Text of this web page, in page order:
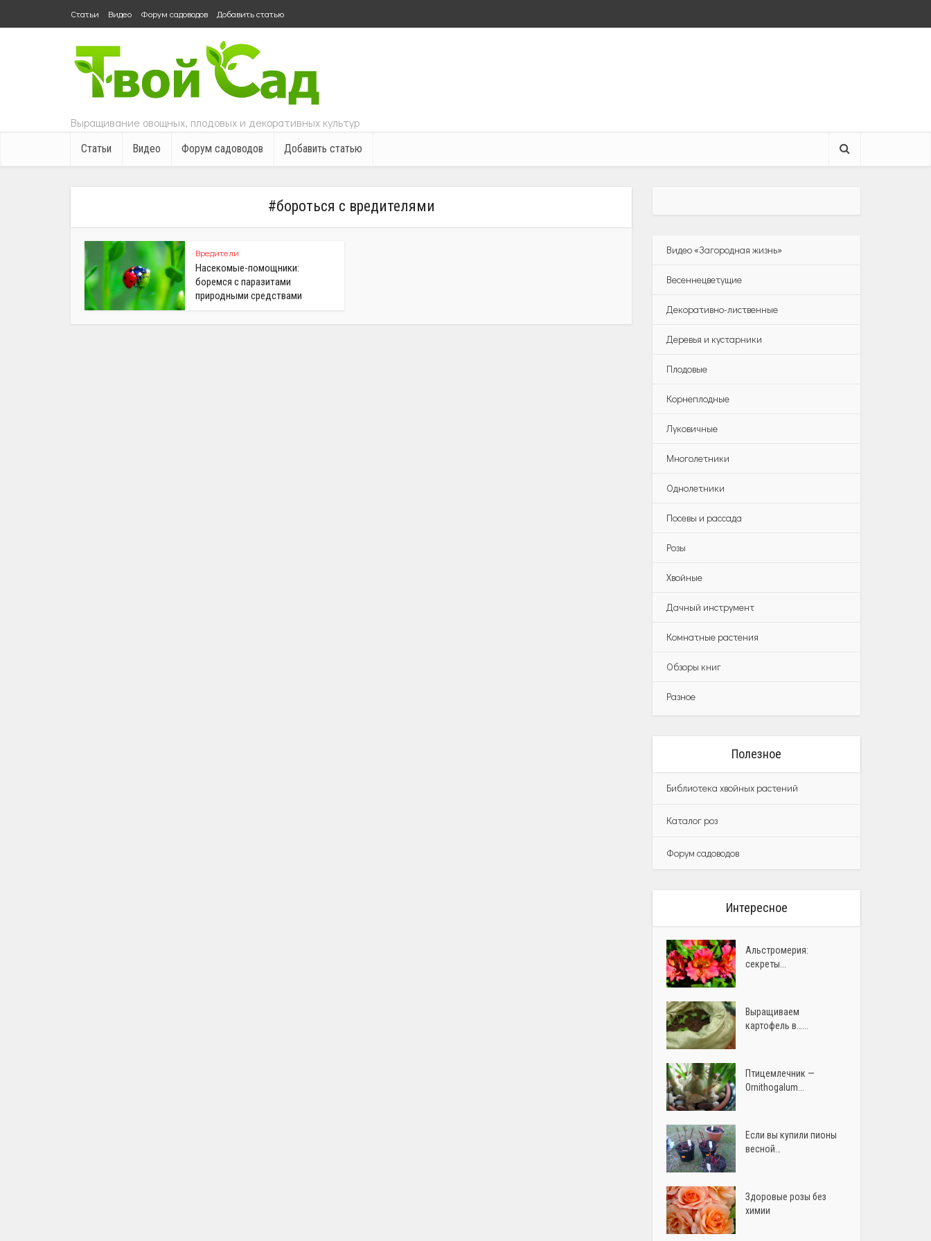
Статьи Видео Форум садоводов Добавить статью
Выращивание овощных, плодовых и декоративных культур
Статьи Видео Форум садоводов Добавить статью
#бороться с вредителями
Вредители
Насекомые-помощники:
боремся с паразитами
природными средствами
Видео «Загородная жизнь»
Весеннецветущие
Декоративно-лиственные
Деревья и кустарники
Плодовые
Корнеплодные
Луковичные
Многолетники
Однолетники
Посевы и рассада
Розы
Хвойные
Дачный инструмент
Комнатные растения
Обзоры книг
Разное
Полезное
Библиотека хвойных растений
Каталог роз
Форум садоводов
Интересное
Альстромерия:
секреты...
Выращиваем
картофель в…...
Птицемлечник —
Ornithogalum...
Если вы купили пионы
весной…
Здоровые розы без
химии